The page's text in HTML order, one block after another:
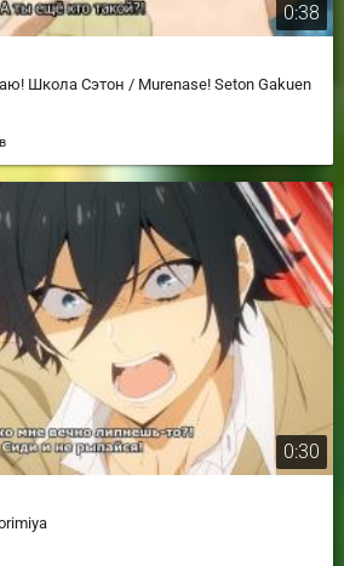
0:38
Школа Сэтон / Murenase! Seton Gakuen
0:30